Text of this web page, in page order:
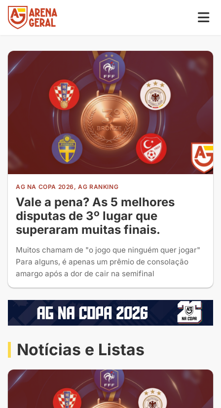
AG NA COPA 2026, AG RANKING
Vale a pena? As 5 melhores
disputas de 3º lugar que
superaram muitas finais.
Muitos chamam de "o jogo que ninguém quer jogar"
Para alguns, é apenas um prêmio de consolação
amargo após a dor de cair na semifinal
Notícias e Listas